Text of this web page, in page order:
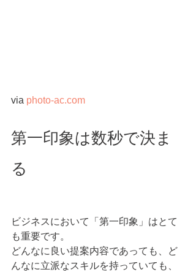
via photo-ac.com
第一印象は数秒で決ま
る
ビジネスにおいて「第一印象」はとて
も重要です。
どんなに良い提案内容であっても、ど
んなに立派なスキルを持っていても、